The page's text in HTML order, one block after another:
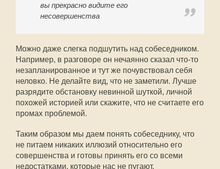
вы прекрасно видите его
несовершенства
Можно даже слегка подшутить над собеседником.
Например, в разговоре он нечаянно сказал что-то
незапланированное и тут же почувствовал себя
неловко. Не делайте вид, что не заметили. Лучше
разрядите обстановку невинной шуткой, личной
похожей историей или скажите, что не считаете его
промах проблемой.
Таким образом мы даем понять собеседнику, что
не питаем никаких иллюзий относительно его
совершенства и готовы принять его со всеми
недостатками, которые нас не пугают.